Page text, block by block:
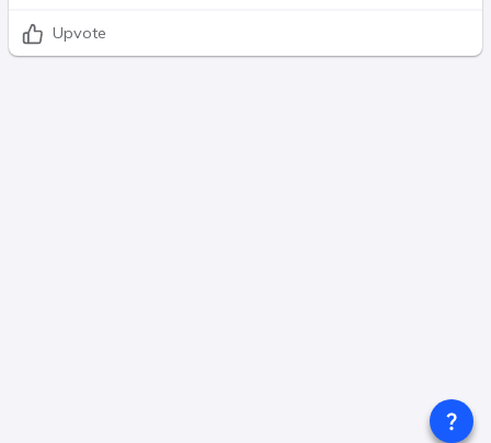
Upvote